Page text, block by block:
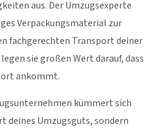
aus. Der Umzugsexperte
Verpackungsmaterial zur
fachgerechten Transport deiner
sie großen Wert darauf, dass
ankommt.
kümmert sich
deines Umzugsguts, sondern